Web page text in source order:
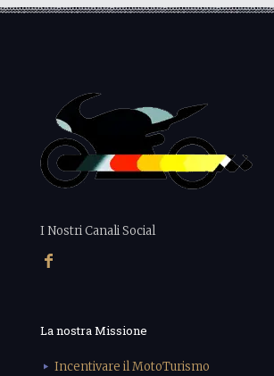
I Nostri Canali Social
La nostra Missione
Incentivare il MotoTurismo